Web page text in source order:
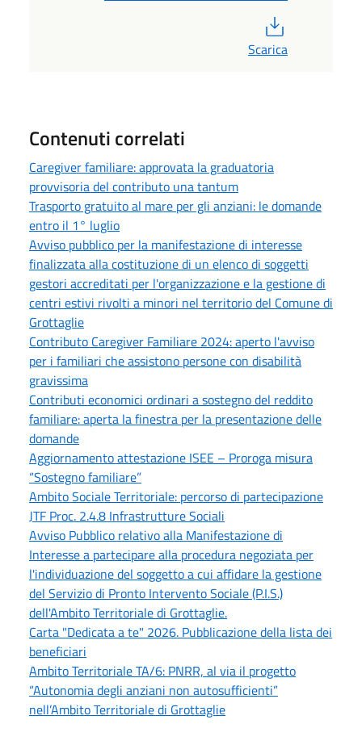
Scarica
Contenuti correlati
Caregiver familiare: approvata la graduatoria
provvisoria del contributo una tantum
Trasporto gratuito al mare per gli anziani: le domande
entro il 1° luglio
Avviso pubblico per la manifestazione di interesse
finalizzata alla costituzione di un elenco di soggetti
gestori accreditati per l'organizzazione e la gestione di
centri estivi rivolti a minori nel territorio del Comune di
Grottaglie
Contributo Caregiver Familiare 2024: aperto l'avviso
per i familiari che assistono persone con disabilità
gravissima
Contributi economici ordinari a sostegno del reddito
familiare: aperta la finestra per la presentazione delle
domande
Aggiornamento attestazione ISEE – Proroga misura
“Sostegno familiare”
Ambito Sociale Territoriale: percorso di partecipazione
JTF Proc. 2.4.8 Infrastrutture Sociali
Avviso Pubblico relativo alla Manifestazione di
Interesse a partecipare alla procedura negoziata per
l'individuazione del soggetto a cui affidare la gestione
del Servizio di Pronto Intervento Sociale (P.I.S.)
dell'Ambito Territoriale di Grottaglie.
Carta "Dedicata a te" 2026. Pubblicazione della lista dei
beneficiari
Ambito Territoriale TA/6: PNRR, al via il progetto
“Autonomia degli anziani non autosufficienti”
nell’Ambito Territoriale di Grottaglie